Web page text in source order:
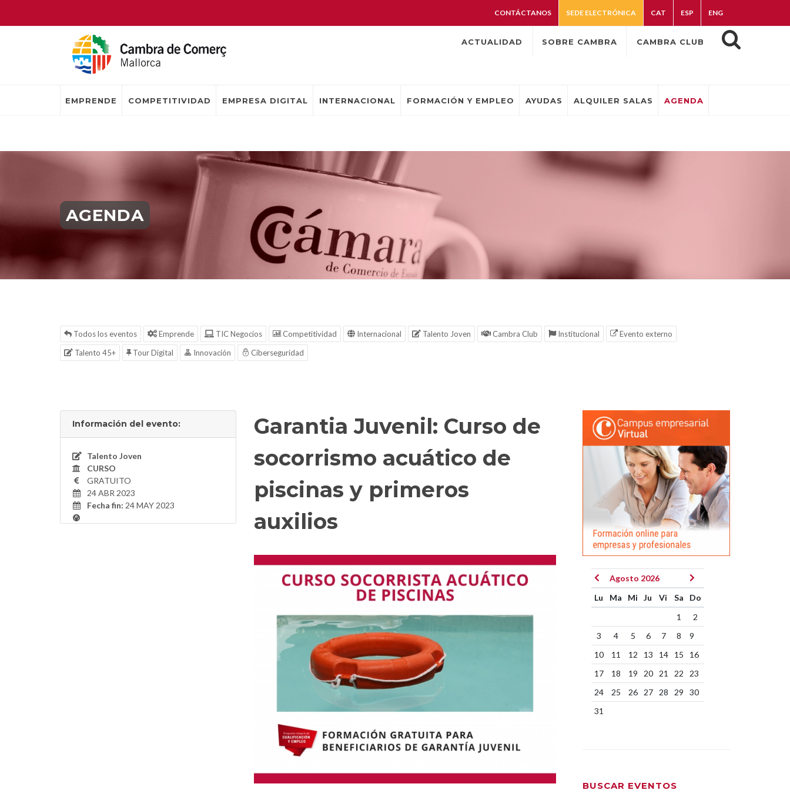
CONTÁCTANOS SEDE ELECTRÓNICA CAT ESP ENG
ACTUALIDAD SOBRE CAMBRA CAMBRA CLUB
EMPRENDE COMPETITIVIDAD EMPRESA DIGITAL INTERNACIONAL FORMACIÓN Y EMPLEO AYUDAS ALQUILER SALAS AGENDA
AGENDA
Todos los eventos Emprende TIC Negocios Competitividad Internacional Talento Joven Cambra Club Institucional
Evento externo
Talento 45+
Tour Digital Innovación Ciberseguridad
Información del evento:
Talento Joven
CURSO
GRATUITO
24 ABR 2023
Fecha fin: 24 MAY 2023
Garantia Juvenil: Curso de
socorrismo acuático de
piscinas y primeros
auxilios
Agosto 2026
Lu
Ma Mi Ju Vi Sa
Do
1
2
3
4 5 6 7 8
9
10
11 12 13 14 15
16
17
18 19 20 21 22
23
24
25 26 27 28 29
30
31
BUSCAR EVENTOS